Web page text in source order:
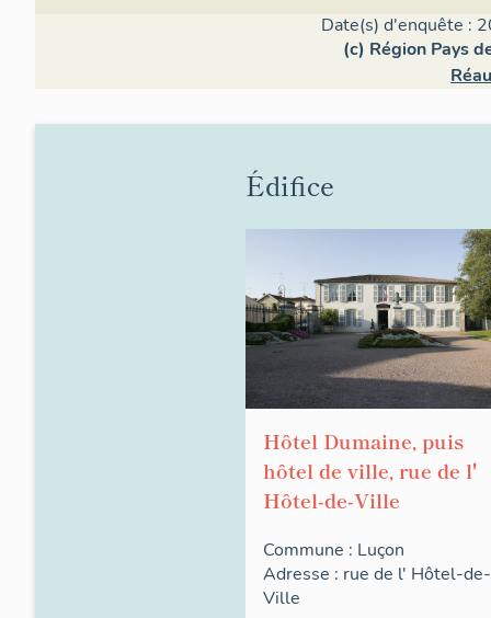
Date(s) d'enquête :
(c) Région Pays
Édifice
Hôtel Dumaine, puis
hôtel de ville, rue de l'
Hôtel-de-Ville
Commune : Luçon
Adresse : rue de l' Hôtel-de-
Ville